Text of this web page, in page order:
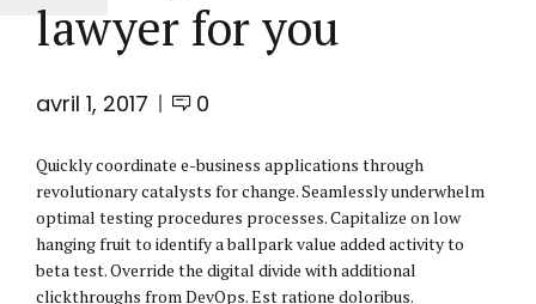
lawyer for you
avril 1, 2017 0
Quickly coordinate e-business applications through
revolutionary catalysts for change. Seamlessly underwhelm
optimal testing procedures processes. Capitalize on low
hanging fruit to identify a ballpark value added activity to
beta test. Override the digital divide with additional
clickthroughs from DevOps. Est ratione doloribus.